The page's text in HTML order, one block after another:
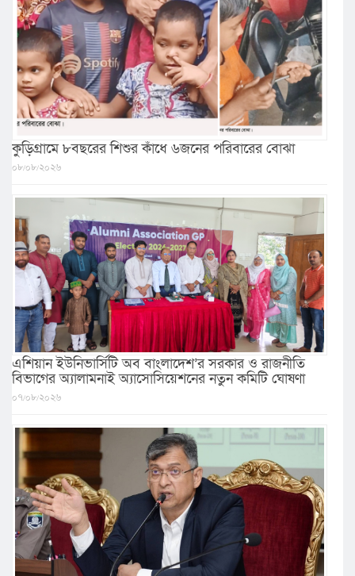
কুড়িগ্রামে ৮বছরের শিশুর কাঁধে ৬জনের পরিবারের বোঝা
০৮/০৮/২০২৬
এশিয়ান ইউনিভার্সিটি অব বাংলাদেশ’র সরকার ও রাজনীতি
বিভাগের অ্যালামনাই অ্যাসোসিয়েশনের নতুন কমিটি ঘোষণা
০৭/০৮/২০২৬